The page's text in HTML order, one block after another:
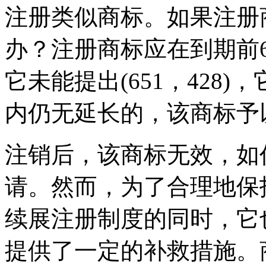
注册类似商标。如果注
办？注册商标应在到期
它未能提出(651，428)
内仍无延长的，该商标
注销后，该商标无效，
请。然而，为了合理地
续展注册制度的同时，
提供了一定的补救措施